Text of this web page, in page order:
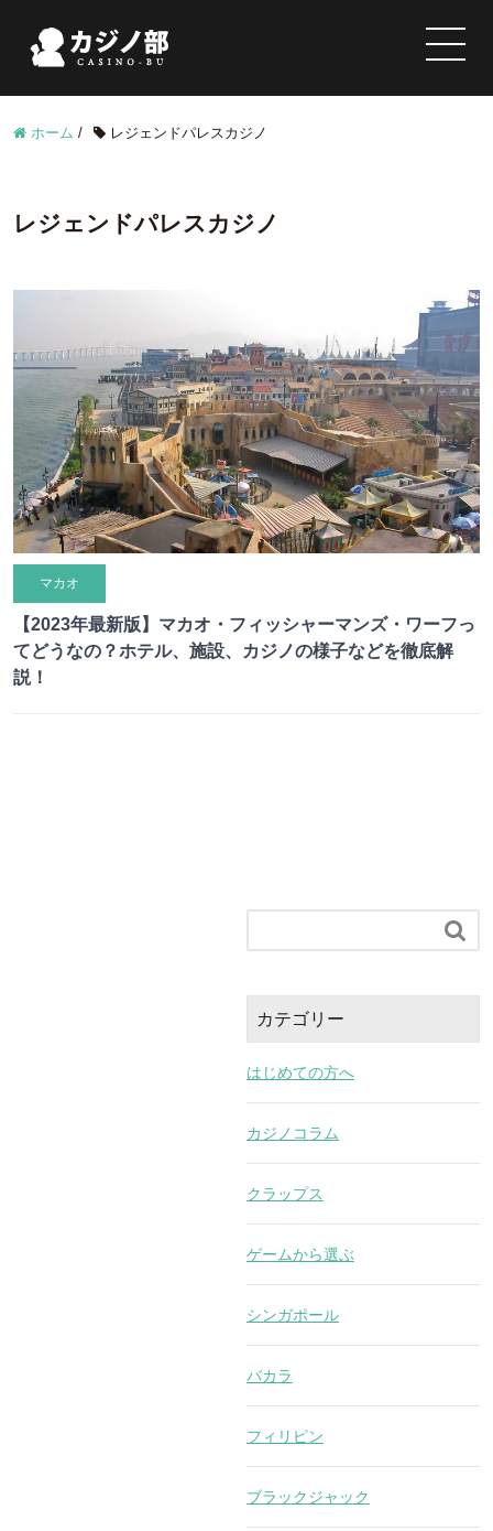
ホーム / レジェンドパレスカジノ
レジェンドパレスカジノ
マカオ
【2023年最新版】マカオ・フィッシャーマンズ・ワーフっ
てどうなの？ホテル、施設、カジノの様子などを徹底解
説！

カテゴリー
はじめての方へ
カジノコラム
クラップス
ゲームから選ぶ
シンガポール
バカラ
フィリピン
ブラックジャック